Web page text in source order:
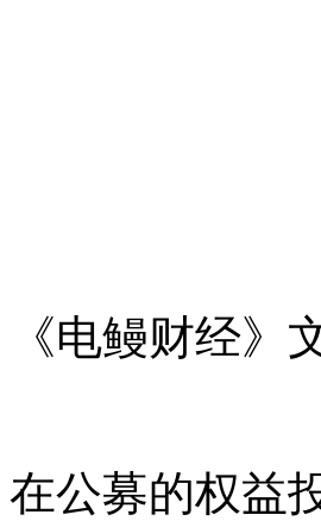
《电鳗财经》
在公募的权益